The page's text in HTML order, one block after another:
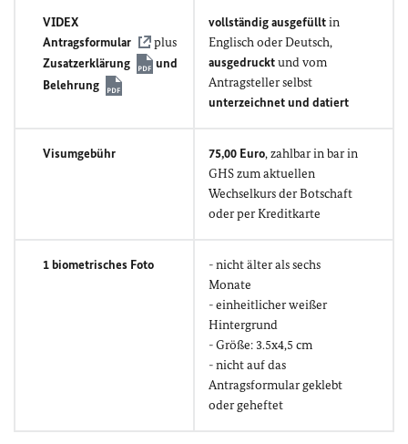
VIDEX
Antragsformular
plus
Zusatzerklärung
und
Belehrung
vollständig ausgefülltin
Englisch oder Deutsch,
ausgedrucktund vom
Antragsteller selbst
unterzeichnet und datiert
Visumgebühr 75,00 Euro, zahlbar in bar in
GHS zum aktuellen
Wechselkurs der Botschaft
oder per Kreditkarte
1 biometrisches Foto
- nicht älter als sechs
Monate
- einheitlicher weißer
Hintergrund
- Größe: 3.5x4,5 cm
- nicht auf das
Antragsformular geklebt
oder geheftet